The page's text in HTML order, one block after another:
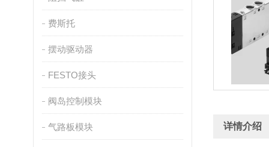
费斯托
摆动驱动器
FESTO接头
阀岛控制模块
气路板模块 详情介绍